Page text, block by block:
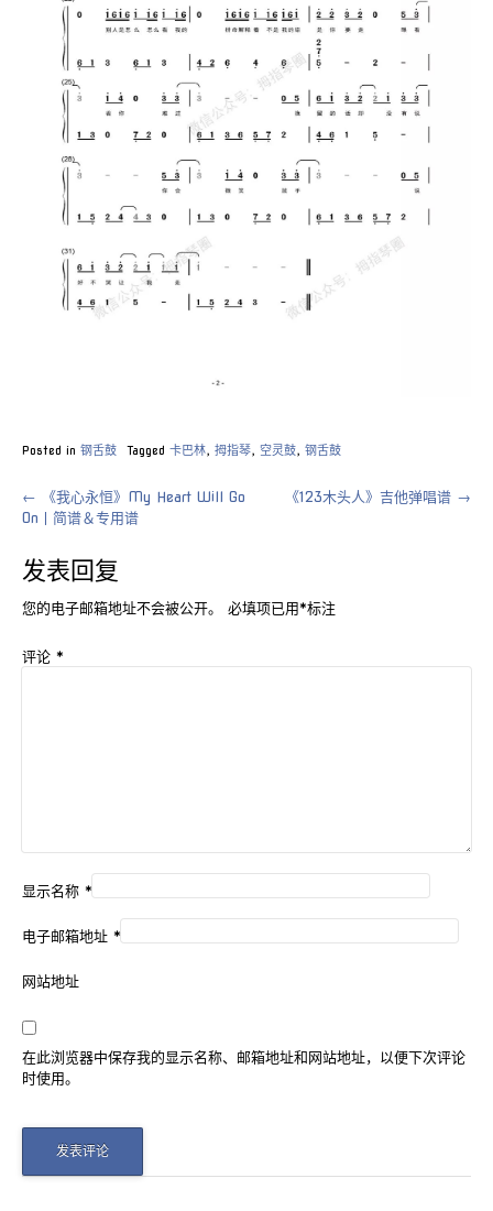
Posted in 钢舌鼓 Tagged 卡巴林, 拇指琴, 空灵鼓, 钢舌鼓
Post
← 《我心永恒》My Heart Will Go
On丨简谱＆专用谱
《123木头人》吉他弹唱谱 →
发表回复
您的电子邮箱地址不会被公开。 必填项已用*标注
评论 *
显示名称 *
电子邮箱地址 *
网站地址
在此浏览器中保存我的显示名称、邮箱地址和网站地址，以便下次评论
时使用。